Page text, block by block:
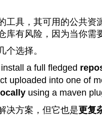
工具，其可用的公共
库有风险，因为当你需
个选择。
a full fledged
uploaded into one of
using a maven
决方案，但它也是更复